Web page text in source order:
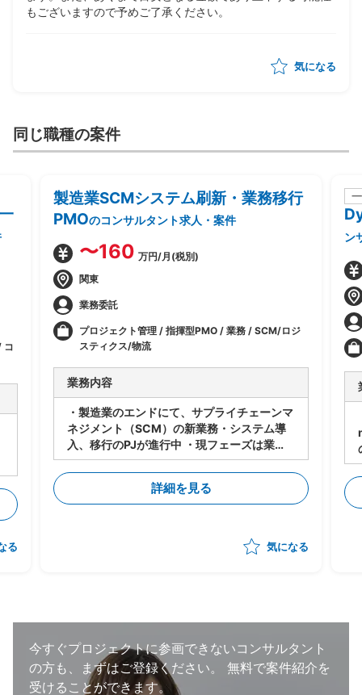
もございますので予めご了承ください。
気になる
同じ職種の案件
コ
る
製造業SCMシステム刷新・業務移行
PMOのコンサルタント求人・案件
〜160 万円/月(税別)
関東
業務委託
プロジェクト管理 / 指揮型PMO / 業務 / SCM/ロジ
スティクス/物流
業務内容
・製造業のエンドにて、サプライチェーンマ
ネジメント（SCM）の新業務・システム導
入、移行のPJが進行中 ・現フェーズは業
務・システムの設計は進行中 ・今後各サプ
ライヤーに導入・対応してもらうにあたり、
下記のタスクの支援をいただく想定 -メー
カー⇔サプライヤーの依頼/QA事項の管理
案、決定の支援） -サプライヤー側の進捗
状況把握、報告 ・状況によっては弊社が担
働20～30％想定
詳細を見る
気になる
ン
今すぐプロジェクトに参画できないコンサルタント
の方も、まずはご登録ください。
無料で案件紹介を
受けることができます。